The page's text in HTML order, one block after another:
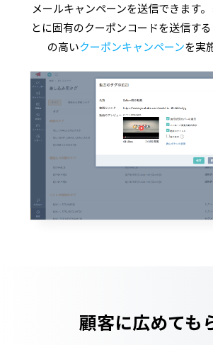
メールキャンペーンを送信できます
とに固有のクーポンコードを送信す
の高いクーポンキャンペーンを実
顧客に広めても